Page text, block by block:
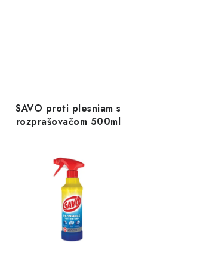
SAVO proti plesniam s
rozprašovačom 500ml